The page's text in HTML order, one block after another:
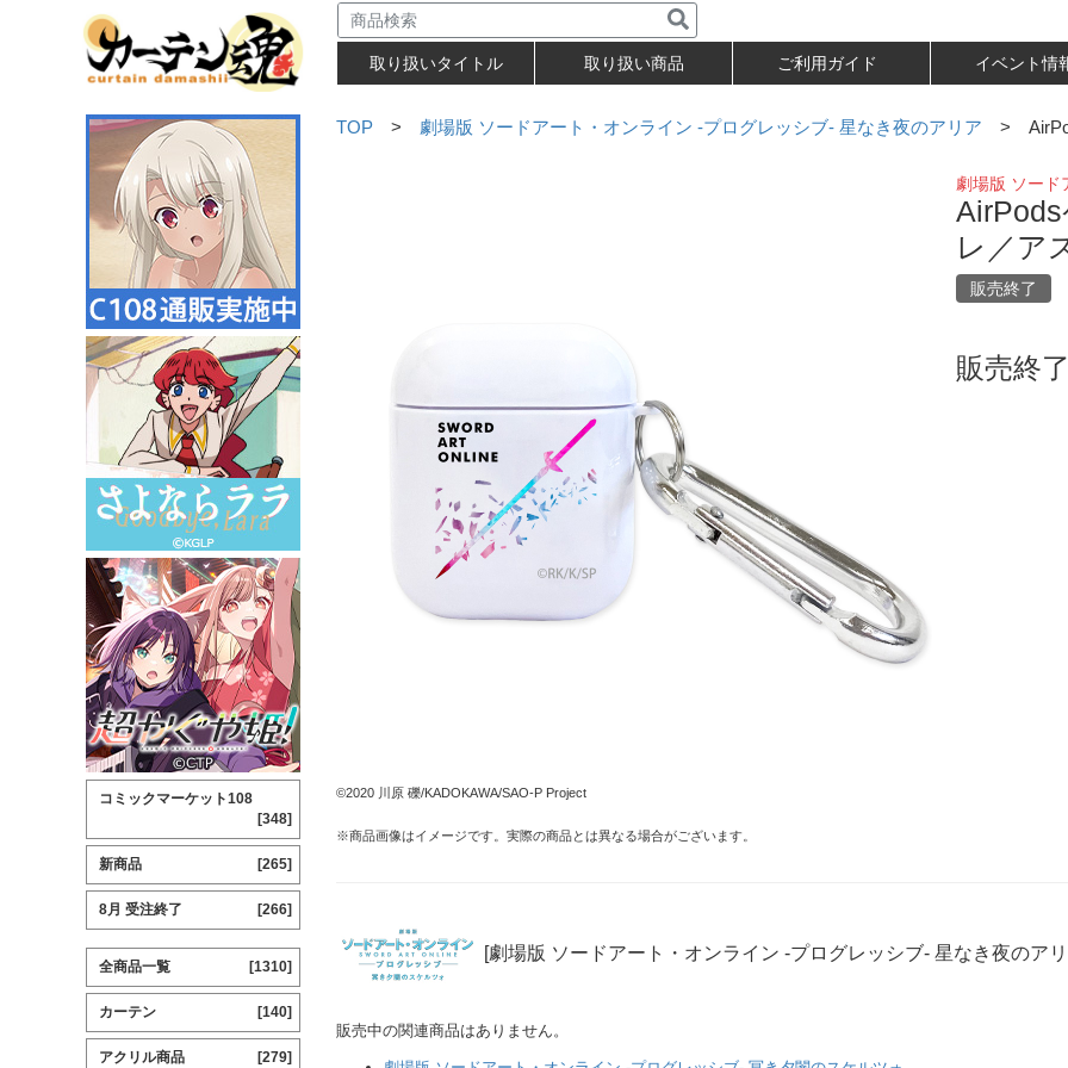
取り扱いタイトル 取り扱い商品 ご利用ガイド イベント情
TOP > 劇場版 ソードアート・オンライン -プログレッシブ- 星なき夜のアリア >
©2020 川原 礫/KADOKAWA/SAO-P Project
※商品画像はイメージです。実際の商品とは異なる場合がございます。
劇場版 ソード
レ／ア
販売終了
販売終
[劇場版 ソードアート・オンライン -プログレッシブ- 星なき夜のア
販売中の関連商品はありません。
コミックマーケット108
[348]
新商品 [265]
8月 受注終了 [266]
全商品一覧 [1310]
カーテン [140]
アクリル商品 [279]